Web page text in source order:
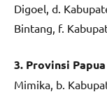
Digoel, d.
Bintang, f.
3. Provinsi
Mimika, b.